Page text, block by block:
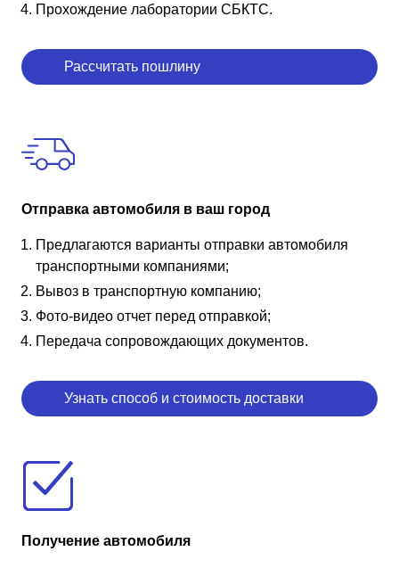
Прохождение лаборатории СБКТС.
Рассчитать пошлину
Отправка автомобиля в ваш город
Предлагаются варианты отправки автомобиля
транспортными компаниями;
Вывоз в транспортную компанию;
Фото-видео отчет перед отправкой;
Передача сопровождающих документов.
Узнать способ и стоимость доставки
Получение автомобиля